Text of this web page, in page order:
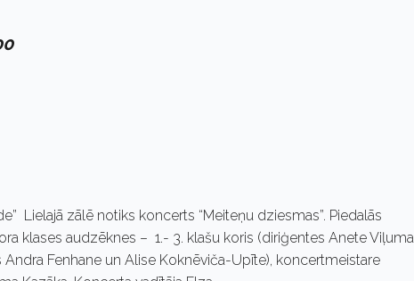
Lielajā zālē notiks koncerts “Meiteņu dziesmas”. Piedalās
klases audzēknes – 1.- 3. klašu koris (diriģentes Anete Viļuma
Andra Fenhane un Alise Koknēviča-Upīte), koncertmeistare